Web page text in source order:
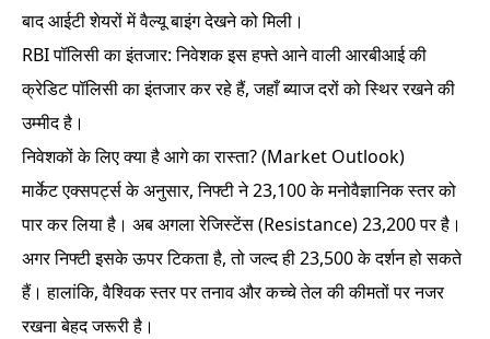
बाद आईटी शेयरों में वैल्यू बाइंग देखने को मिली।
RBI पॉलिसी का इंतजार: निवेशक इस हफ्ते आने वाली आरबीआई की
क्रेडिट पॉलिसी का इंतजार कर रहे हैं, जहाँ ब्याज दरों को स्थिर रखने की
उम्मीद है।
निवेशकों के लिए क्या है आगे का रास्ता? (Market Outlook)
मार्केट एक्सपर्ट्स के अनुसार, निफ्टी ने 23,100 के मनोवैज्ञानिक स्तर को
पार कर लिया है। अब अगला रेजिस्टेंस (Resistance) 23,200 पर है।
अगर निफ्टी इसके ऊपर टिकता है, तो जल्द ही 23,500 के दर्शन हो सकते
हैं। हालांकि, वैश्विक स्तर पर तनाव और कच्चे तेल की कीमतों पर नजर
रखना बेहद जरूरी है।